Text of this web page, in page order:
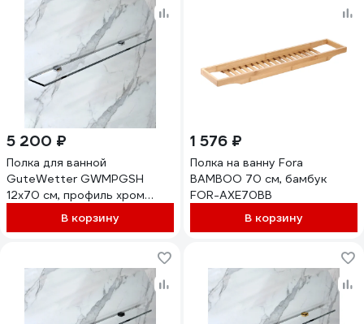
5 200 ₽
Полка для ванной
GuteWetter GWMPGSH
12x70 см, профиль хром
блестящий, цвет стекла
выбеленный, стекло
В корзину
1 576 ₽
Полка на ванну Fora
BAMBOO 70 см, бамбук
FOR-AXE70BB
В корзину